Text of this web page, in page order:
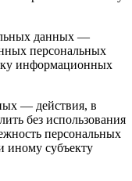
данных —
персональных
информационных
— действия, в
без использования
персональных
иному субъекту